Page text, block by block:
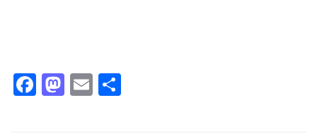
F
M
E